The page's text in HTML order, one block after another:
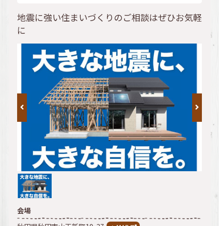
地震に強い住まいづくりのご相談はぜひお気軽
に
会場